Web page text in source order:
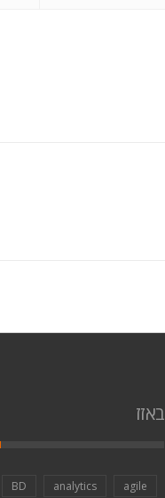
באזז
agile
analytics
BD